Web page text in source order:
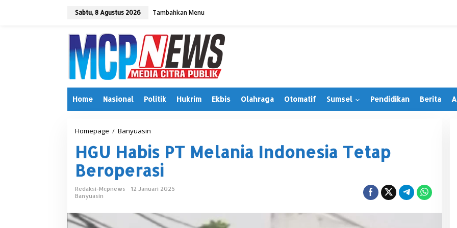
Sabtu, 8 Agustus 2026 Tambahkan Menu
Home Nasional Politik Hukrim Ekbis Olahraga Otomatif Sumsel Pendidikan Berita
Homepage / Banyuasin
U
H
a
b
i
T
M
HGU Habis PT Melania Indonesia Tetap
Beroperasi
Redaksi-Mcpnews
12 Januari 2025
Banyuasin
Irwansyah Terima PAW, Tegaskan
Di Muratara, Politik